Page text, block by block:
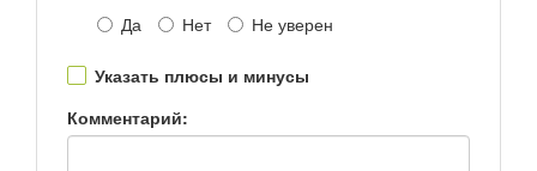
Да
Нет Не уверен
Указать плюсы и минусы
Комментарий: